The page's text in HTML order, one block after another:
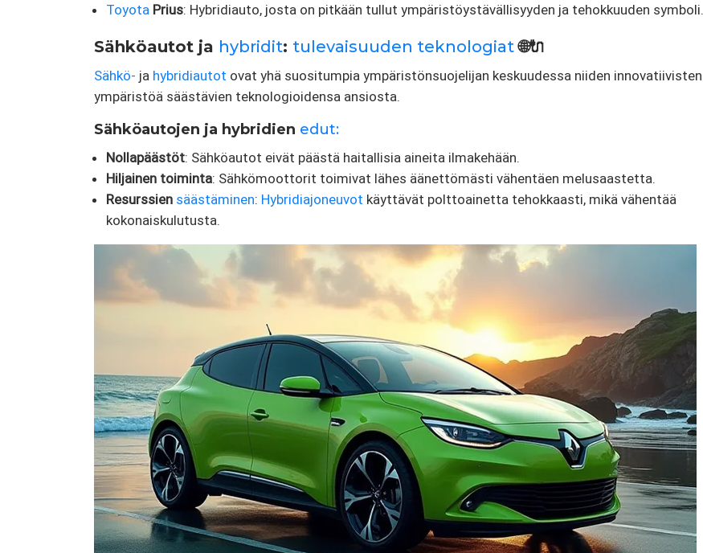
Toyota Prius: Hybridiauto, josta on pitkään tullut ympäristöystävällisyyden ja tehokkuuden symboli.
Sähköautot ja hybridit: tulevaisuuden teknologiat🌐🔌
Sähkö- ja hybridiautot ovat yhä suositumpia ympäristönsuojelijan keskuudessa niiden innovatiivisten
ympäristöä säästävien teknologioidensa ansiosta.
Sähköautojen ja hybridien edut:
Nollapäästöt: Sähköautot eivät päästä haitallisia aineita ilmakehään.
Hiljainen toiminta: Sähkömoottorit toimivat lähes äänettömästi vähentäen melusaastetta.
Resurssien säästäminen: Hybridiajoneuvot käyttävät polttoainetta tehokkaasti, mikä vähentää
kokonaiskulutusta.